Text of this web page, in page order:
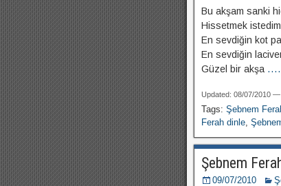
Bu akşam sanki
Hissetmek istedim
En sevdiğin kot
En sevdiğin
Güzel bir akşa ....
Updated: 08/07/2010 —
Tags: Şebnem
Ferah dinle,
Şebnem
09/07/2010